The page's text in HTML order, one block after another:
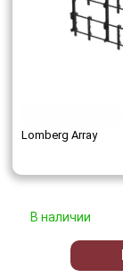
Lomberg Array
В наличии